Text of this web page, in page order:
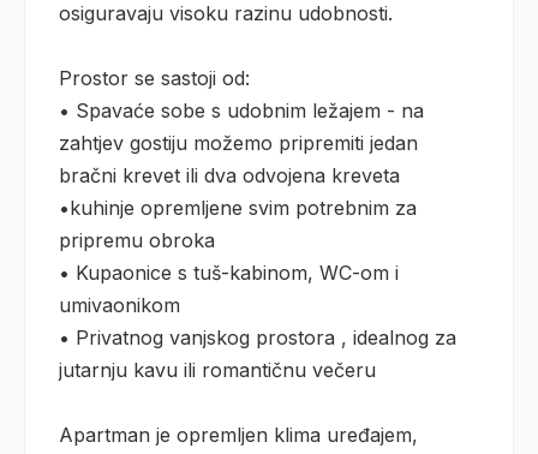
osiguravaju visoku razinu udobnosti.
Prostor se sastoji od:
• Spavaće sobe s udobnim ležajem - na
zahtjev gostiju možemo pripremiti jedan
bračni krevet ili dva odvojena kreveta
•kuhinje opremljene svim potrebnim za
pripremu obroka
• Kupaonice s tuš-kabinom, WC-om i
umivaonikom
• Privatnog vanjskog prostora , idealnog za
jutarnju kavu ili romantičnu večeru
Apartman je opremljen klima uređajem,